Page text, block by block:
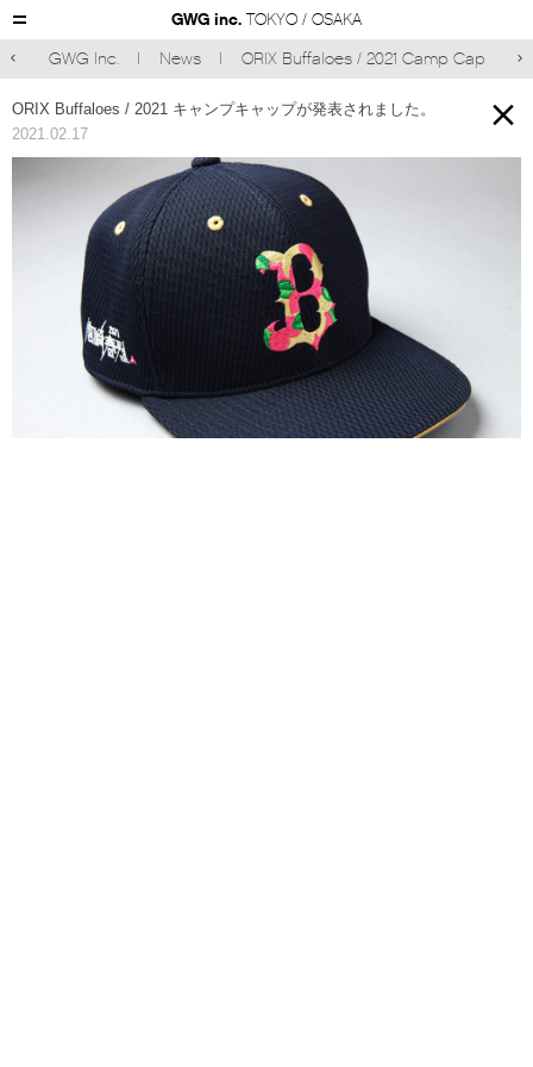
GWG inc. TOKYO / OSAKA
GWG Inc.
News ORIX Buffaloes / 2021 Camp Cap
ORIX Buffaloes / 2021 キャンプキャップが発表されました。
2021.02.17

 